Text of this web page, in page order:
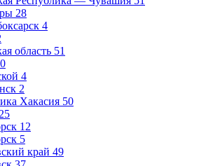
28
4
область 51
4
2
Хакасия 50
25
12
5
край 49